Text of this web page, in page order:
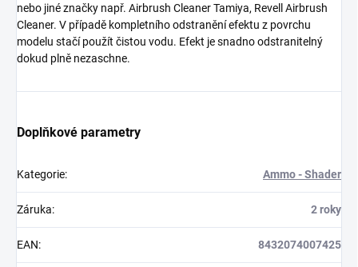
nebo jiné značky např. Airbrush Cleaner Tamiya, Revell Airbrush
Cleaner. V případě kompletního odstranění efektu z povrchu
modelu stačí použít čistou vodu. Efekt je snadno odstranitelný
dokud plně nezaschne.
Doplňkové parametry
Kategorie: Ammo - Shader
Záruka: 2 roky
EAN: 8432074007425